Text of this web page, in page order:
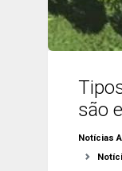
são
Notícias